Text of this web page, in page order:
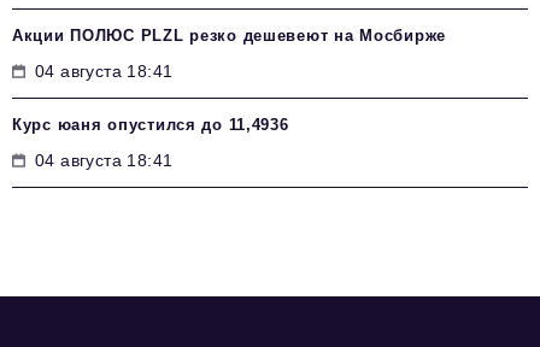
Акции ПОЛЮС PLZL резко дешевеют на Мосбирже
04 августа 18:41
Курс юаня опустился до 11,4936
04 августа 18:41